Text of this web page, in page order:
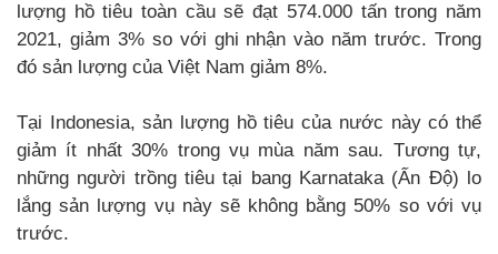
lượng hồ tiêu toàn cầu sẽ đạt 574.000 tấn trong năm
2021, giảm 3% so với ghi nhận vào năm trước. Trong
đó sản lượng của Việt Nam giảm 8%.
Tại Indonesia, sản lượng hồ tiêu của nước này có thể
giảm ít nhất 30% trong vụ mùa năm sau. Tương tự,
những người trồng tiêu tại bang Karnataka (Ấn Độ) lo
lắng sản lượng vụ này sẽ không bằng 50% so với vụ
trước.